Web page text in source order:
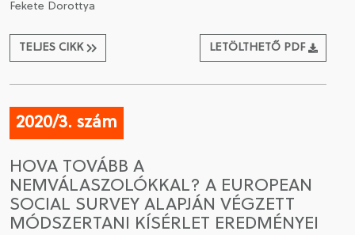
Fekete Dorottya
TELJES CIKK LETÖLTHETŐ PDF
2020/3. szám
HOVA TOVÁBB A
NEMVÁLASZOLÓKKAL? A EUROPEAN
SOCIAL SURVEY ALAPJÁN VÉGZETT
MÓDSZERTANI KÍSÉRLET EREDMÉNYEI